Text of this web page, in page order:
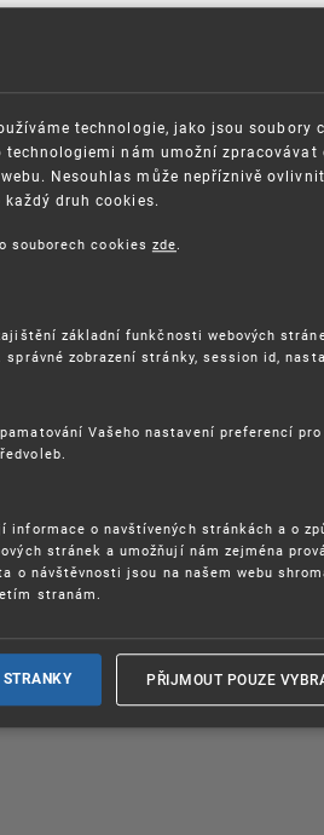
o doručení a platbě –⁠⁠⁠⁠⁠⁠ pro ÚPV
Žádost o schválení/ přidělení
ISO CERTIFIKÁTY
KARIÉRA
SMLOUVY
technologie, jako jsou soubory
nám umožní
Nesouhlas může nepříznivě
druh cookies.
souborech cookies zde
základní funkčnosti webových
zobrazení stránky, session id,
Vašeho nastavení preferencí
informace o navštívených stránkách a o
stránek a umožňují nám zejména
o návštěvnosti jsou na našem webu
stranám.
PŘIJMOUT POUZE